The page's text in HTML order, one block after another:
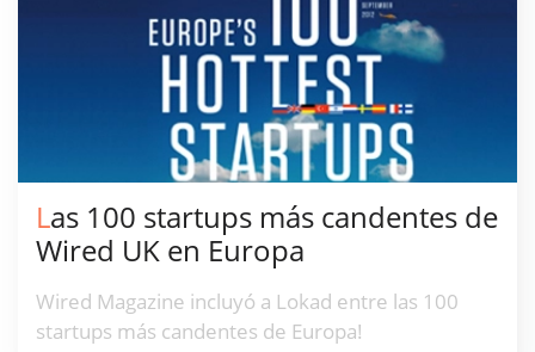
Las 100 startups más candentes de
Wired UK en Europa
Wired Magazine incluyó a Lokad entre las 100
startups más candentes de Europa!